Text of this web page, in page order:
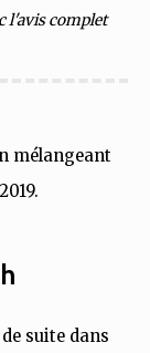
l'avis complet
mélangeant
suite dans